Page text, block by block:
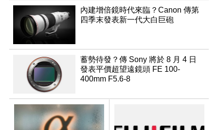
內建增倍鏡時代來臨？Canon 傳第
四季末發表新一代大白巨砲
蓄勢待發？傳 Sony 將於 8 月 4 日
發表平價超望遠鏡頭 FE 100-
400mm F5.6-8